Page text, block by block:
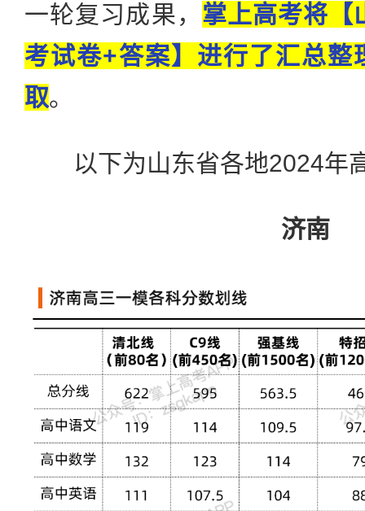
一轮复习成果， 掌上高考将【
考试卷+答案】进行了汇总整
取。
以下为山东省各地2024年
济南